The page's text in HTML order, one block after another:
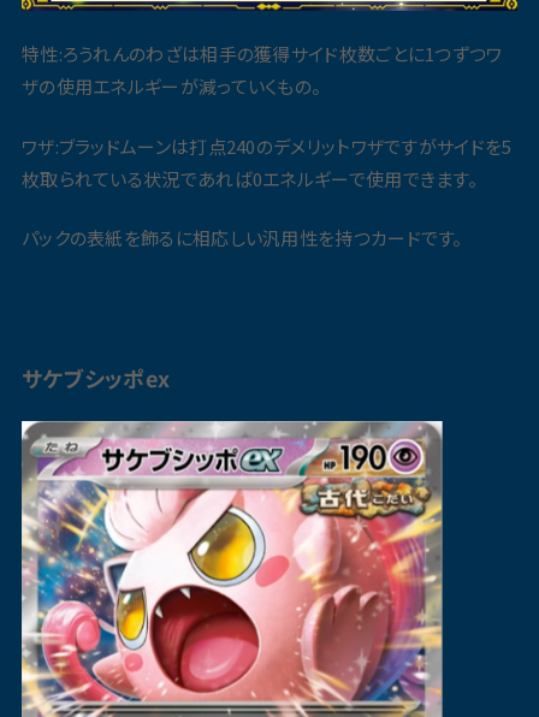
特性:ろうれんのわざは相手の獲得サイド枚数ごとに1つずつワ
ザの使用エネルギーが減っていくもの。
ワザ:ブラッドムーンは打点240のデメリットワザですがサイドを5
枚取られている状況であれば0エネルギーで使用できます。
パックの表紙を飾るに相応しい汎用性を持つカードです。
サケブシッポex